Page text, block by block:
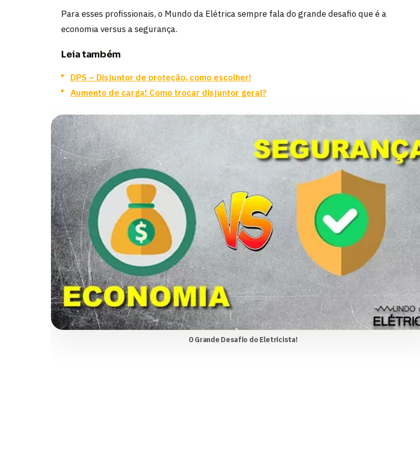
Para esses profissionais, o Mundo da Elétrica sempre fala do grande desafio que é a
economia versus a segurança.
Leia também
DPS – Disjuntor de proteção, como escolher!
Aumento de carga! Como trocar disjuntor geral?
O Grande Desafio do Eletricista!